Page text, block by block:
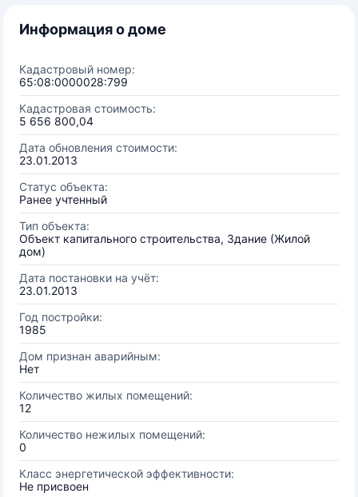
Информация о доме
Кадастровый номер:
65:08:0000028:799
Кадастровая стоимость:
5 656 800,04
Дата обновления стоимости:
23.01.2013
Статус объекта:
Ранее учтенный
Тип объекта:
Объект капитального строительства, Здание (Жилой
дом)
Дата постановки на учёт:
23.01.2013
Год постройки:
1985
Дом признан аварийным:
Нет
Количество жилых помещений:
12
Количество нежилых помещений:
0
Класс энергетической эффективности:
Не присвоен